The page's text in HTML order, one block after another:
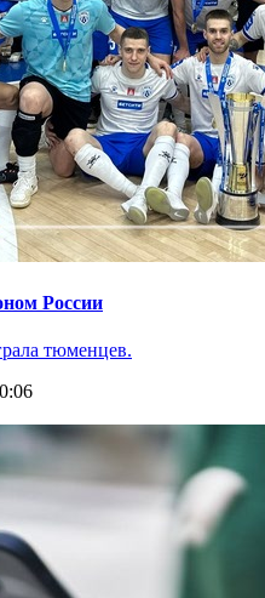
России
тюменцев.